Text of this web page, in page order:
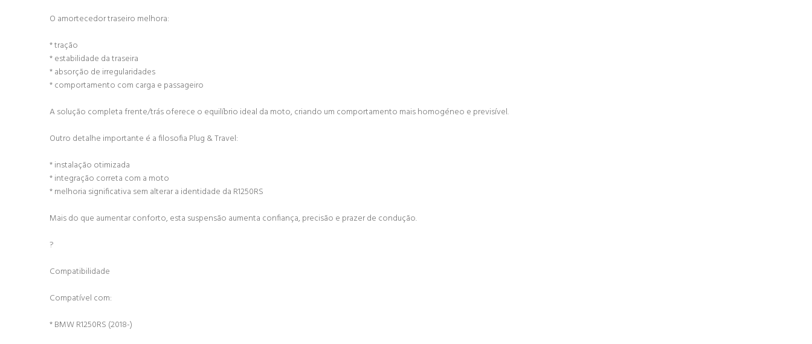
O amortecedor traseiro melhora:
* tração
* estabilidade da traseira
* absorção de irregularidades
* comportamento com carga e passageiro
A solução completa frente/trás oferece o equilíbrio ideal da moto, criando um comportamento mais homogéneo e previsível.
Outro detalhe importante é a filosofia Plug & Travel:
* instalação otimizada
* integração correta com a moto
* melhoria significativa sem alterar a identidade da R1250RS
Mais do que aumentar conforto, esta suspensão aumenta confiança, precisão e prazer de condução.
?
Compatibilidade
Compatível com:
* BMW R1250RS (2018-)